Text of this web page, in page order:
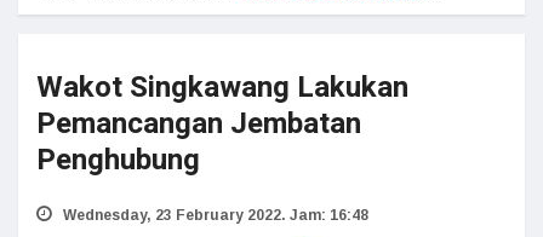
Wakot Singkawang Lakukan
Pemancangan Jembatan
Penghubung
Wednesday, 23 February 2022. Jam: 16:48